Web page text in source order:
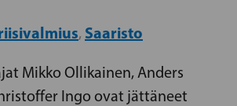
, Saaristo
Mikko Ollikainen, Anders
Ingo ovat jättäneet